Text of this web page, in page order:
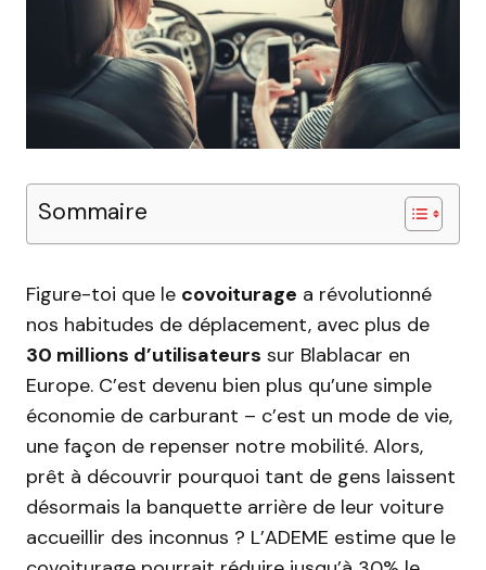
Sommaire
Figure-toi que le covoiturage a révolutionné
nos habitudes de déplacement, avec plus de
30 millions d’utilisateurs sur Blablacar en
Europe. C’est devenu bien plus qu’une simple
économie de carburant – c’est un mode de vie,
une façon de repenser notre mobilité. Alors,
prêt à découvrir pourquoi tant de gens laissent
désormais la banquette arrière de leur voiture
accueillir des inconnus ? L’ADEME estime que le